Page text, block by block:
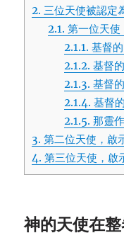
2. 三位天使被認定
2.1. 第一位天
2.1.1. 基督
2.1.2. 基督
2.1.3. 基督
2.1.4. 基督
2.1.5. 那靈
3. 第二位天使，啟
4. 第三位天使，啟
神的天使在